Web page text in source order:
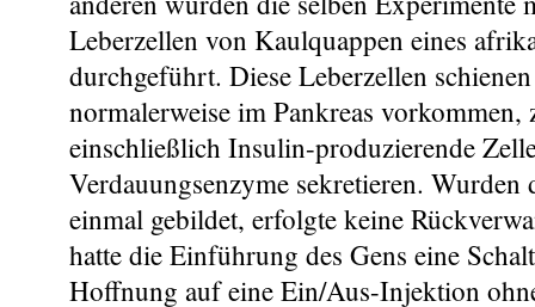
Leberzellen von Kaulquappen eines
durchgeführt. Diese Leberzellen
normalerweise im Pankreas vorkommen,
einschließlich Insulin-produzierende
Verdauungsenzyme sekretieren. Wurden
einmal gebildet, erfolgte keine
hatte die Einführung des Gens eine
Hoffnung auf eine Ein/Aus-Injektion